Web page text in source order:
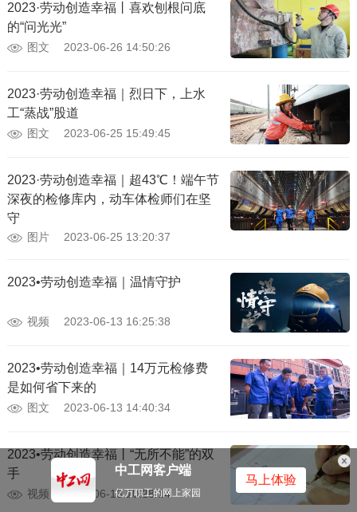
2023·劳动创造幸福丨喜欢刨根问底
的“问光光”
图文 2023-06-26 14:50:26
2023·劳动创造幸福｜烈日下，上水
工“蒸战”股道
图文 2023-06-25 15:49:45
2023·劳动创造幸福｜超43℃！端午节
深夜的检修库内，动车体检师们在坚
守
图片 2023-06-25 13:20:37
2023•劳动创造幸福｜温情守护
视频 2023-06-13 16:25:38
2023•劳动创造幸福｜14万元检修费
是如何省下来的
图文 2023-06-13 14:40:34
2023•劳动创造幸福丨“无所不能”的双
手
视频 2023-06-13 10:28:14
中工网客户端
亿万职工的网上家园
马上体验